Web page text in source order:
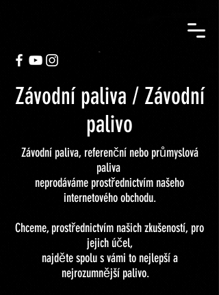
Závodní paliva / Závodní
palivo
Závodní paliva, referenční nebo průmyslová
paliva
neprodáváme prostřednictvím našeho
internetového obchodu.
Chceme, prostřednictvím našich zkušeností, pro
jejich účel,
najděte spolu s vámi to nejlepší a
nejrozumnější palivo.